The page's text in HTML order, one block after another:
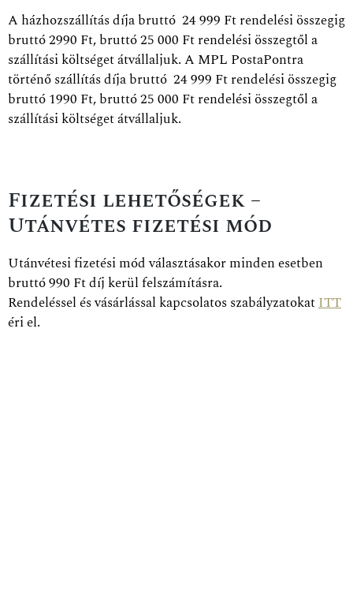
A házhozszállítás díja bruttó 24 999 Ft rendelési összegig
bruttó 2990 Ft, bruttó 25 000 Ft rendelési összegtől a
szállítási költséget átvállaljuk. A MPL PostaPontra
történő szállítás díja bruttó 24 999 Ft rendelési összegig
bruttó 1990 Ft, bruttó 25 000 Ft rendelési összegtől a
szállítási költséget átvállaljuk.
Fizetési lehetőségek –
Utánvétes fizetési mód
Utánvétesi fizetési mód választásakor minden esetben
bruttó 990 Ft díj kerül felszámításra.
Rendeléssel és vásárlással kapcsolatos szabályzatokatITT
éri el.